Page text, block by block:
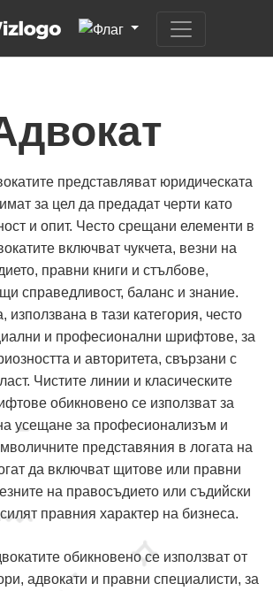
представляват юридическата
за цел да предадат черти като
и опит. Често срещани елементи в
включват чукчета, везни на
правни книги и стълбове,
справедливост, баланс и знание.
използвана в тази категория, често
и професионални шрифтове, за
и авторитета, свързани с
Чистите линии и класическите
обикновено се използват за
усещане за професионализъм и
представяния в логата на
да включват щитове или правни
на правосъдието или съдийски
правния характер на бизнеса.
обикновено се използват от
адвокати и правни специалисти, за